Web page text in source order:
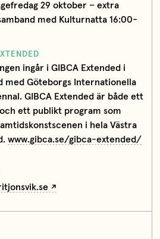
29 oktober – extra
med Kulturnatta 16:00-
ingår i GIBCA Extended i
med Göteborgs Internationella
GIBCA Extended är både ett
ett publikt program som
i hela Västra
www.gibca.se/gibca-extended/